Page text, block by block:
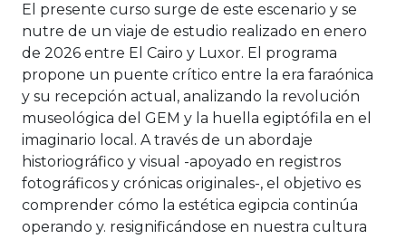
El presente curso surge de este escenario y se
nutre de un viaje de estudio realizado en enero
de 2026 entre El Cairo y Luxor. El programa
propone un puente crítico entre la era faraónica
y su recepción actual, analizando la revolución
museológica del GEM y la huella egiptófila en el
imaginario local. A través de un abordaje
historiográfico y visual -apoyado en registros
fotográficos y crónicas originales-, el objetivo es
comprender cómo la estética egipcia continúa
operando y. resignificándose en nuestra cultura